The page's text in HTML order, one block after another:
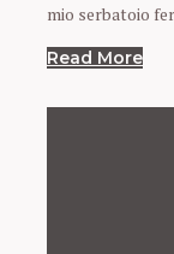
mio serbatoio
Read More